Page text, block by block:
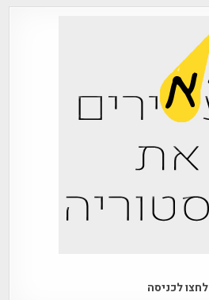
לחצו לכניסה